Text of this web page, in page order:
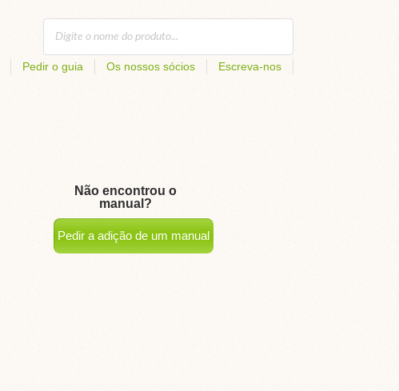
Pedir o guia Os nossos sócios Escreva-nos
Não encontrou o
manual?
Pedir a adição de um manual